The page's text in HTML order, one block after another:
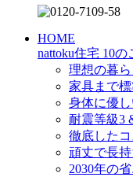
HOME
nattoku住宅 10の
理想の暮
家具まで
身体に優
耐震等級3
徹底した
頑丈で長
2030年の